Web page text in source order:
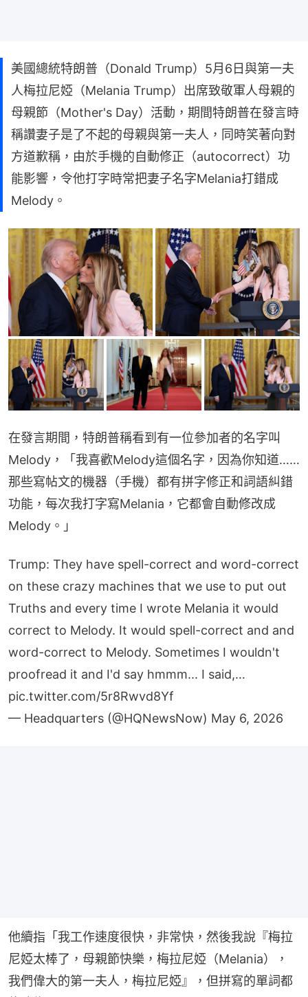
美國總統特朗普（Donald Trump）5月6日與第一夫
人梅拉尼婭（Melania Trump）出席致敬軍人母親的
母親節（Mother's Day）活動，期間特朗普在發言時
稱讚妻子是了不起的母親與第一夫人，同時笑著向對
方道歉稱，由於手機的自動修正（autocorrect）功
能影響，令他打字時常把妻子名字Melania打錯成
Melody。
在發言期間，特朗普稱看到有一位參加者的名字叫
Melody，「我喜歡Melody這個名字，因為你知道……
那些寫帖文的機器（手機）都有拼字修正和詞語糾錯
功能，每次我打字寫Melania，它都會自動修改成
Melody。」
Trump: They have spell-correct and word-correct
on these crazy machines that we use to put out
Truths and every time I wrote Melania it would
correct to Melody. It would spell-correct and and
word-correct to Melody. Sometimes I wouldn't
proofread it and I'd say hmmm... I said,…
pic.twitter.com/5r8Rwvd8Yf
— Headquarters (@HQNewsNow) May 6, 2026
他續指「我工作速度很快，非常快，然後我說『梅拉
尼婭太棒了，母親節快樂，梅拉尼婭（Melania），
我們偉大的第一夫人，梅拉尼婭』，但拼寫的單詞都